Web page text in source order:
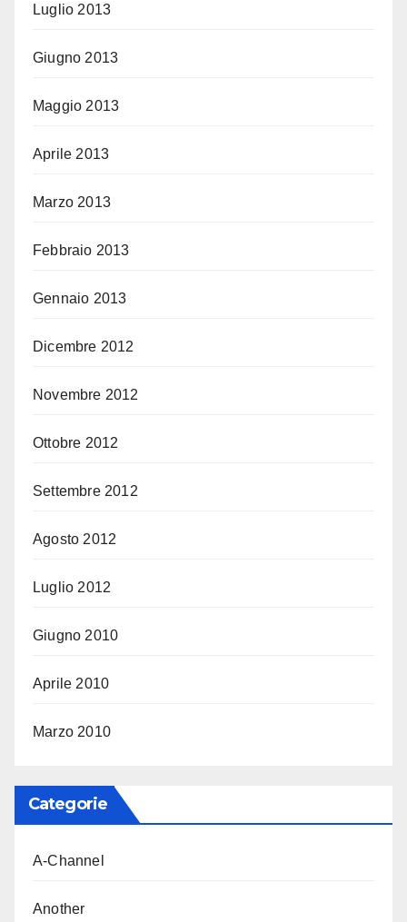
Luglio 2013
Giugno 2013
Maggio 2013
Aprile 2013
Marzo 2013
Febbraio 2013
Gennaio 2013
Dicembre 2012
Novembre 2012
Ottobre 2012
Settembre 2012
Agosto 2012
Luglio 2012
Giugno 2010
Aprile 2010
Marzo 2010
Categorie
A-Channel
Another